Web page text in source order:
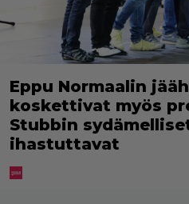
Eppu Normaalin
koskettivat myös
Stubbin
ihastuttavat